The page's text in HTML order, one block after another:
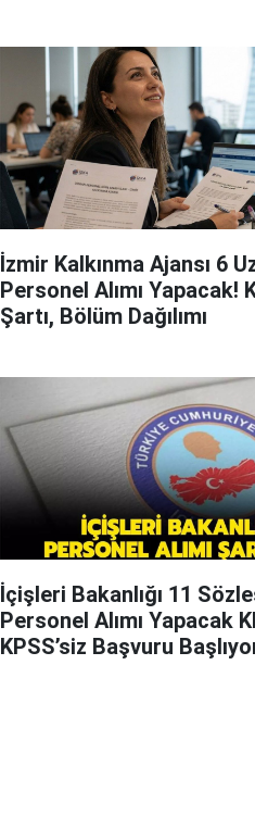
İzmir Kalkınma Ajansı 6
Personel Alımı Yapacak!
Şartı, Bölüm Dağılımı
İçişleri Bakanlığı 11
Personel Alımı Yapacak
KPSS’siz Başvuru